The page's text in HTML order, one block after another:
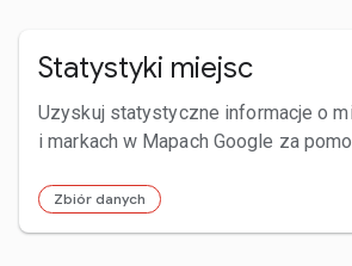
Statystyki miejsc
Uzyskuj statystyczne informacje o
i markach w Mapach Google za
Zbiór danych